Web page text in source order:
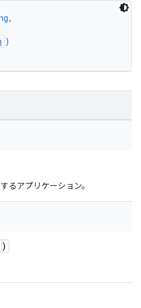
,
)
るアプリケーション。
)